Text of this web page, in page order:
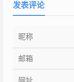
发表评论